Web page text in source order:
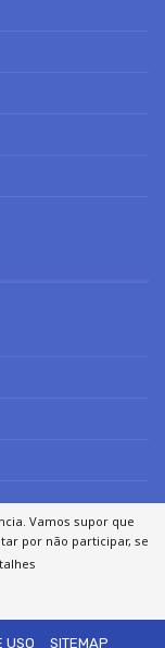
USO SITEMAP
Vamos supor que
por não participar, se